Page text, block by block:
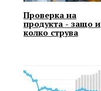
Проверка на
продукта - защо и
колко струва